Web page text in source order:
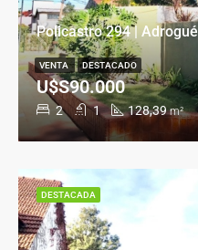
Policastro 294 | Adrogué
2 1 128,39 m²
U$S90.000
VENTA DESTACADO
DESTACADA